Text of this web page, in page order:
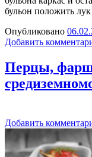
бульон положить
Опубликовано
Добавить
Перцы,
Добавить